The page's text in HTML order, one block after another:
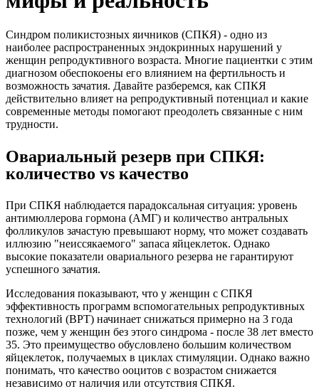
Синдром поликистозных яичников (СПКЯ) - одно из
наиболее распространенных эндокринных нарушений у
женщин репродуктивного возраста. Многие пациентки с этим
диагнозом обеспокоены его влиянием на фертильность и
возможность зачатия. Давайте разберемся, как СПКЯ
действительно влияет на репродуктивный потенциал и какие
современные методы помогают преодолеть связанные с ним
трудности.
Овариальный резерв при СПКЯ:
количество vs качество
При СПКЯ наблюдается парадоксальная ситуация: уровень
антимюллерова гормона (АМГ) и количество антральных
фолликулов зачастую превышают норму, что может создавать
иллюзию "неиссякаемого" запаса яйцеклеток. Однако
высокие показатели овариального резерва не гарантируют
успешного зачатия.
Исследования показывают, что у женщин с СПКЯ
эффективность программ вспомогательных репродуктивных
технологий (ВРТ) начинает снижаться примерно на 3 года
позже, чем у женщин без этого синдрома - после 38 лет вместо
35. Это преимущество обусловлено большим количеством
яйцеклеток, получаемых в циклах стимуляции. Однако важно
понимать, что качество ооцитов с возрастом снижается
независимо от наличия или отсутствия СПКЯ.